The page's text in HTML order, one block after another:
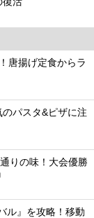
唐揚げ定食からラ
パスタ&ピザに注
りの味！大会優勝
ル』を攻略！移動